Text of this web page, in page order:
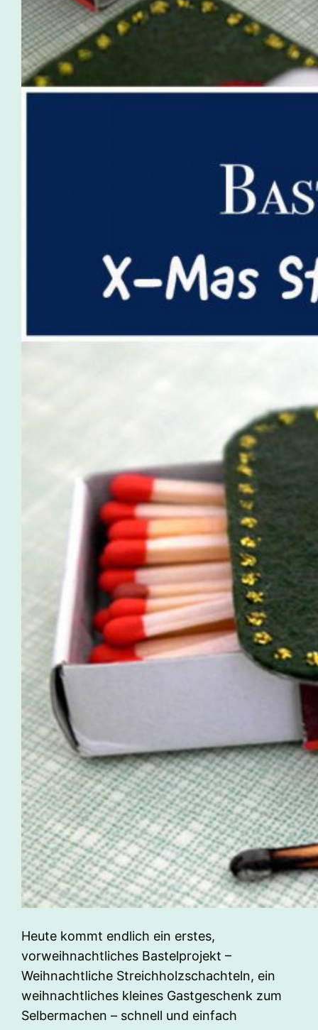
Heute kommt endlich ein erstes,
vorweihnachtliches Bastelprojekt –
Weihnachtliche Streichholzschachteln, ein
weihnachtliches kleines Gastgeschenk zum
Selbermachen – schnell und einfach